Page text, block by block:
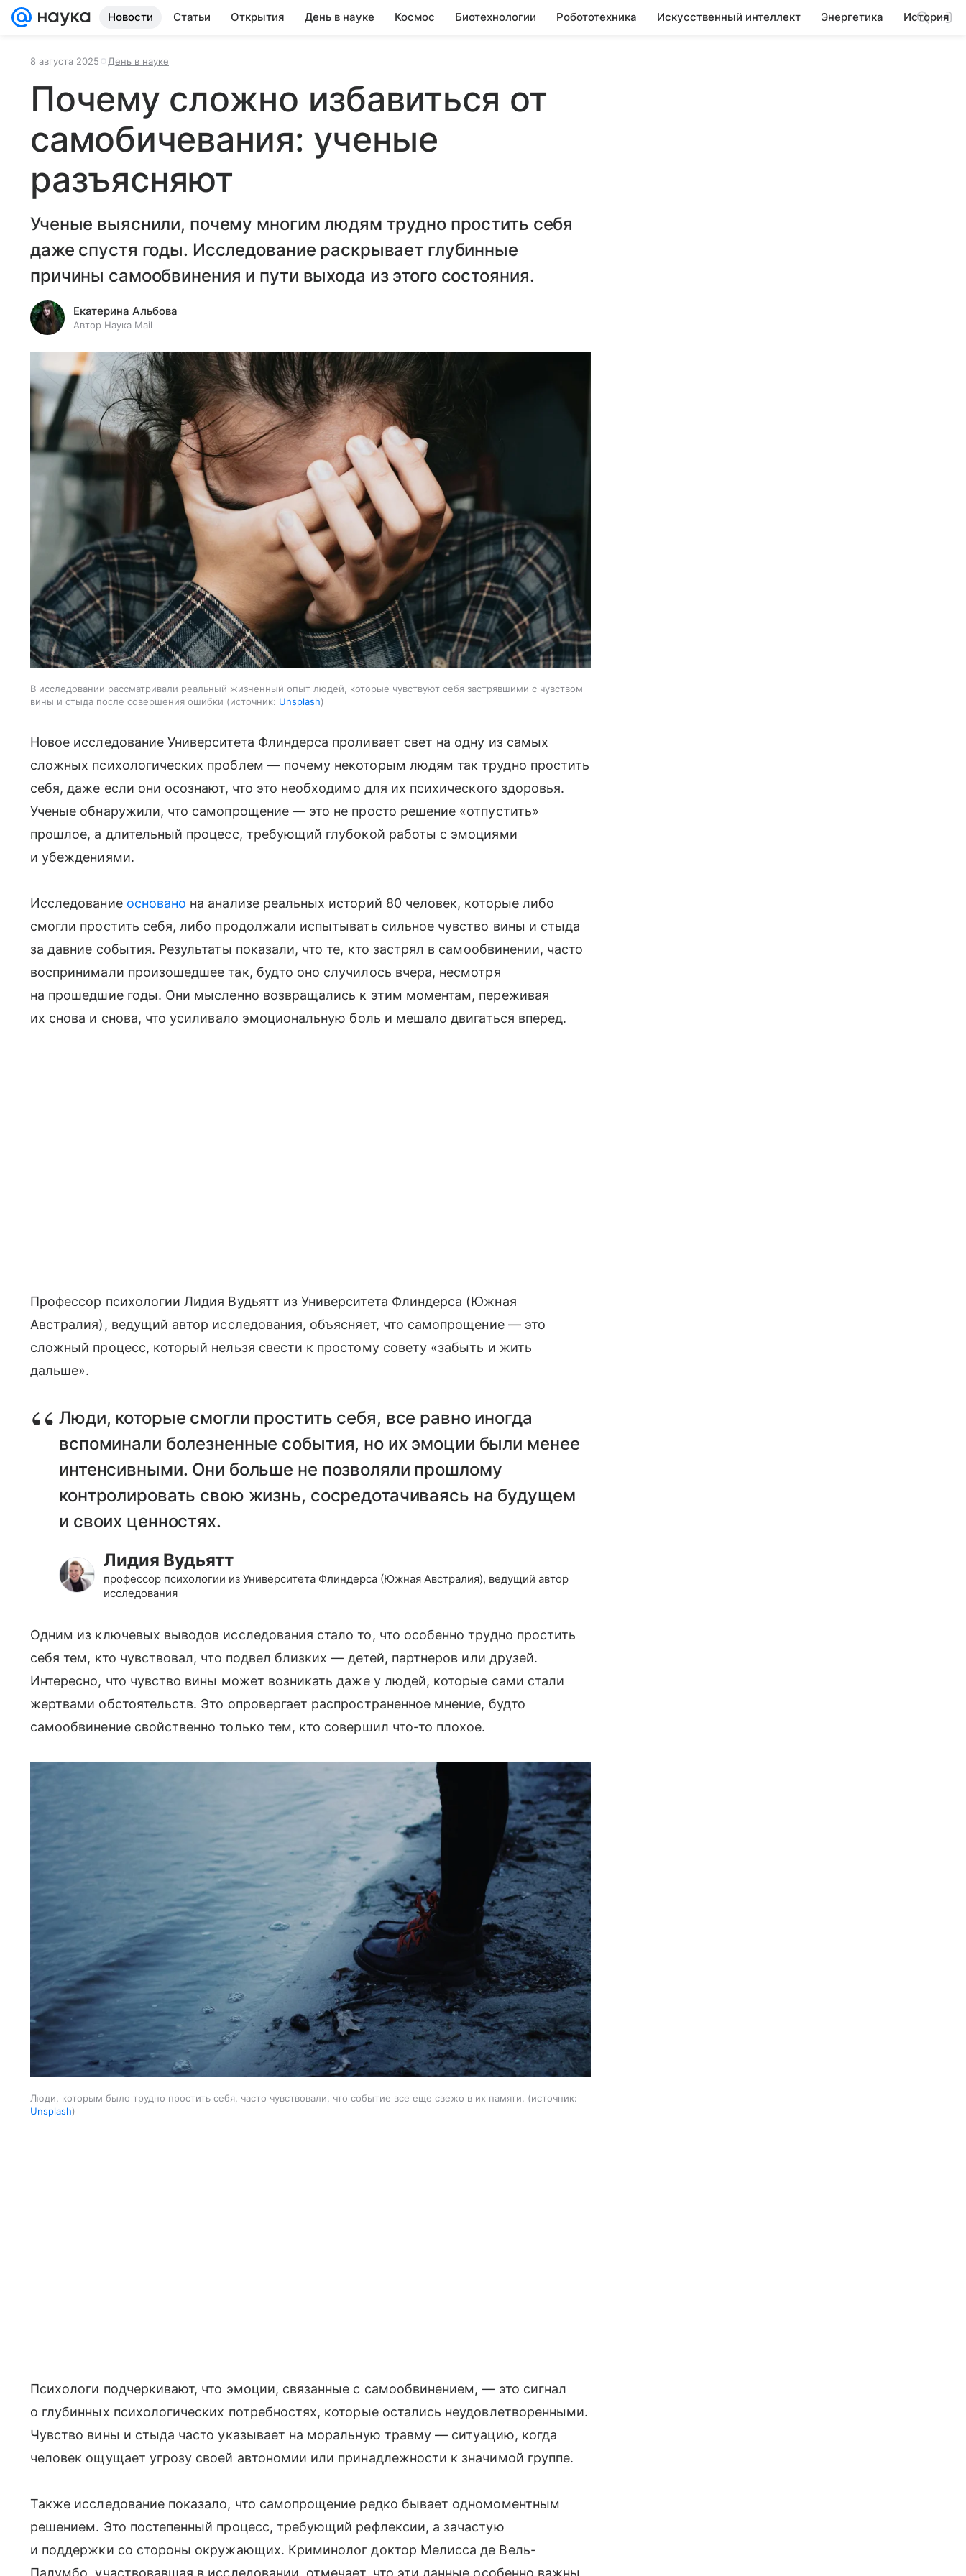
Новости Статьи Открытия День в науке Космос Биотехнологии Робототехника Искусственный интеллект Энергетика История
8 августа 2025 День в науке
Почему сложно избавиться от
самобичевания: ученые
разъясняют
Ученые выяснили, почему многим людям трудно простить себя
даже спустя годы. Исследование раскрывает глубинные
причины самообвинения и пути выхода из этого состояния.
Екатерина Альбова
Автор Наука Mail
В исследовании рассматривали реальный жизненный опыт людей, которые чувствуют себя застрявшими с чувством
вины и стыда после совершения ошибки
источник: Unsplash
Новое исследование Университета Флиндерса проливает свет на одну из самых
сложных психологических проблем — почему некоторым людям так трудно простить
себя, даже если они осознают, что это необходимо для их психического здоровья.
Ученые обнаружили, что самопрощение — это не просто решение «отпустить»
прошлое, а длительный процесс, требующий глубокой работы с эмоциями
и убеждениями.
Исследование основано на анализе реальных историй 80 человек, которые либо
смогли простить себя, либо продолжали испытывать сильное чувство вины и стыда
за давние события. Результаты показали, что те, кто застрял в самообвинении, часто
воспринимали произошедшее так, будто оно случилось вчера, несмотря
на прошедшие годы. Они мысленно возвращались к этим моментам, переживая
их снова и снова, что усиливало эмоциональную боль и мешало двигаться вперед.
Профессор психологии Лидия Вудьятт изУниверситета Флиндерса (Южная
Австралия) , ведущий автор исследования, объясняет, что самопрощение — это
сложный процесс, который нельзя свести к простому совету «забыть и жить
дальше».
Люди, которые смогли простить себя, все равно иногда
вспоминали болезненные события, но их эмоции были менее
интенсивными. Они больше не позволяли прошлому
контролировать свою жизнь, сосредотачиваясь на будущем
и своих ценностях.
Лидия Вудьятт
профессор психологии из Университета Флиндерса (Южная Австралия), ведущий автор
исследования
Одним из ключевых выводов исследования стало то, что особенно трудно простить
себя тем, кто чувствовал, что подвел близких — детей, партнеров или друзей.
Интересно, что чувство вины может возникать даже у людей, которые сами стали
жертвами обстоятельств. Это опровергает распространенное мнение, будто
самообвинение свойственно только тем, кто совершил что-то плохое.
Люди, которым было трудно простить себя, часто чувствовали, что событие все еще свежо в их памяти.
источник:
Unsplash
Психологи подчеркивают, что эмоции, связанные с самообвинением, — это сигнал
о глубинных психологических потребностях, которые остались неудовлетворенными.
Чувство вины и стыда часто указывает на моральную травму — ситуацию, когда
человек ощущает угрозу своей автономии или принадлежности к значимой группе.
Также исследование показало, что самопрощение редко бывает одномоментным
решением. Это постепенный процесс, требующий рефлексии, а зачастую
и поддержки со стороны окружающих. Криминолог доктор Мелисса де Вель-
Палумбо, участвовавшая в исследовании, отмечает, что эти данные особенно важны